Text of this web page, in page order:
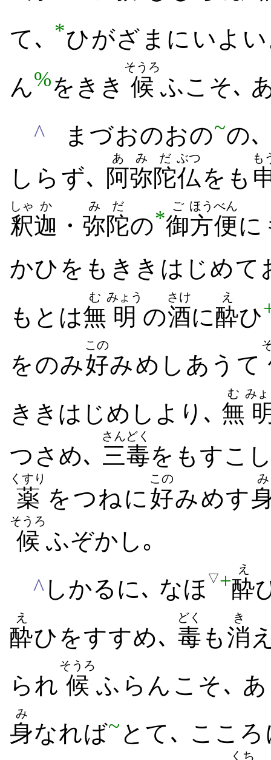
て､ *ひがざまに​いよ
ん%を​きき 候
そうろ
ふ​こそ､
^
まづ​おのおの~の､
しら​ず､ 阿
あ
弥陀
みだ
仏
ぶつ
をも
も
釈
しゃ
迦
か
・ 弥陀
みだ
の*御
ご
方便
ほうべん
に​
かひ​をも​きき​はじめ​て​
もと​は無
む
明
みょう
の酒
さけ
に酔
え
ひ
を​のみ好
この
み​めし​あう​て
きき​はじめ​し​より､ 無
む み
つ​さめ､ 三毒
さんどく
をも​すこ
薬
くすり
を​つね​に 好
この
み​めす
み
候
そうろ
ふ​ぞかし｡
^しかるに､ なほ ▽+酔
え
酔
え
ひをすすめ､ 毒
どく
も消
き
られ 候
そうろ
ふ​らん​こそ､
身
み
なれば~ とて､ こころ​
くち